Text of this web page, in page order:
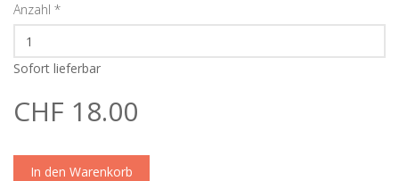
Anzahl *
Sofort lieferbar
CHF 18.00
In den Warenkorb